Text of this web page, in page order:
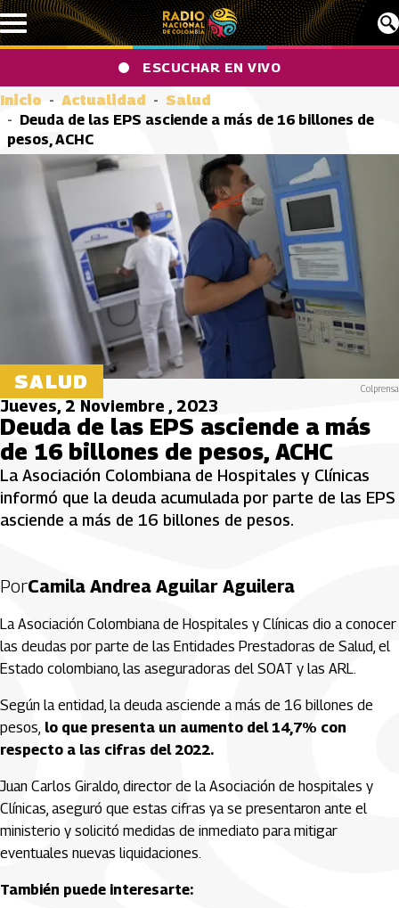
Pasar al contenido principal
ESCUCHAR EN VIVO
Inicio Actualidad
Salud
Deuda de las EPS asciende a más de 16 billones de
pesos, ACHC
SALUD Colprensa
Jueves, 2 Noviembre , 2023
Deuda de las EPS asciende a más
de 16 billones de pesos, ACHC
La Asociación Colombiana de Hospitales y Clínicas
informó que la deuda acumulada por parte de las EPS
asciende a más de 16 billones de pesos.
PorCamila Andrea Aguilar Aguilera
La Asociación Colombiana de Hospitales y Clínicas dio a conocer
las deudas por parte de las Entidades Prestadoras de Salud, el
Estado colombiano, las aseguradoras del SOAT y las ARL.
Según la entidad, la deuda asciende a más de 16 billones de
pesos, lo que presenta un aumento del 14,7% con
respecto a las cifras del 2022.
Juan Carlos Giraldo, director de la Asociación de hospitales y
Clínicas, aseguró que estas cifras ya se presentaron ante el
ministerio y solicitó medidas de inmediato para mitigar
eventuales nuevas liquidaciones.
También puede interesarte: